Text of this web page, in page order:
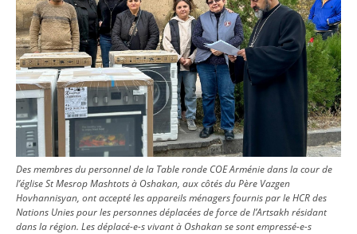
Des membres du personnel de la Table ronde COE Arménie dans la cour de
l’église St Mesrop Mashtots à Oshakan, aux côtés du Père Vazgen
Hovhannisyan, ont accepté les appareils ménagers fournis par le HCR des
Nations Unies pour les personnes déplacées de force de l’Artsakh résidant
dans la région. Les déplacé-e-s vivant à Oshakan se sont empressé-e-s